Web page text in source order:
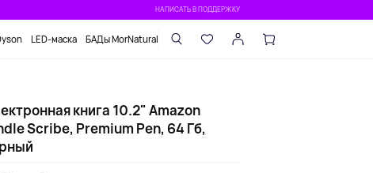
НАПИСАТЬ В ПОДДЕРЖКУ
LED-маска БАДы MorNatural
книга 10.2" Amazon
Scribe, Premium Pen, 64 Гб,